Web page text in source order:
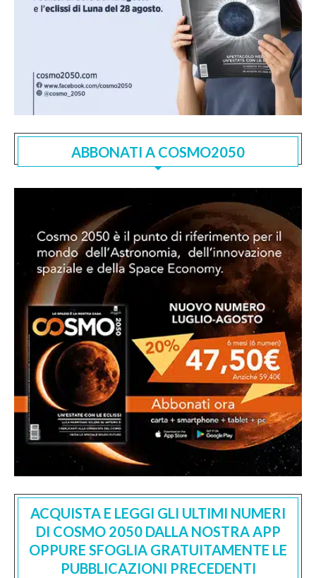
ABBONATI A COSMO2050
ACQUISTA E LEGGI GLI ULTIMI NUMERI
DI COSMO 2050 DALLA NOSTRA APP
OPPURE SFOGLIA GRATUITAMENTE LE
PUBBLICAZIONI PRECEDENTI